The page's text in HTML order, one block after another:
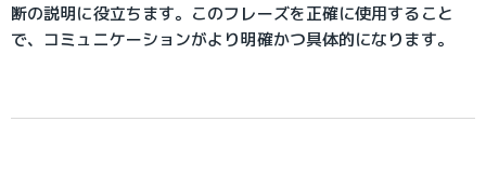
断の説明に役立ちます。このフレーズを正確に使用すること
で、コミュニケーションがより明確かつ具体的になります。